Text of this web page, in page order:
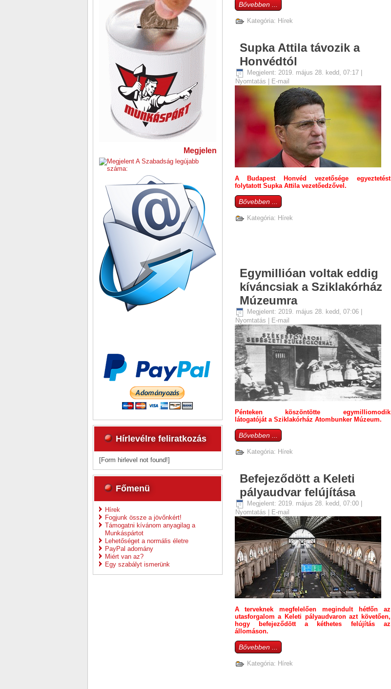
Megjelent A Szabadság legújabb száma:
Hírlevélre feliratkozás
[Form hirlevel not found!]
Főmenü
Hírek
Fogjunk össze a jövőnkért!
Támogatni kívánom anyagilag a
Munkáspártot
Lehetőséget a normális életre
PayPal adomány
Miért van az?
Egy szabályt ismerünk
Bővebben ...
Kategória: Hírek
Supka Attila távozik a
Honvédtól
Megjelent: 2019. május 28. kedd, 07:17|
Nyomtatás
E-mail
A Budapest Honvéd vezetősége egyeztetést
folytatott Supka Attila vezetőedzővel.
Bővebben ...
Kategória: Hírek
Egymillióan voltak eddig
kíváncsiak a Sziklakórház
Múzeumra
Megjelent: 2019. május 28. kedd, 07:06|
Nyomtatás
E-mail
Pénteken köszöntötte egymilliomodik
látogatóját a Sziklakórház Atombunker Múzeum.
Bővebben ...
Kategória: Hírek
Befejeződött a Keleti
pályaudvar felújítása
Megjelent: 2019. május 28. kedd, 07:00|
Nyomtatás
E-mail
A terveknek megfelelően megindult hétfőn az
utasforgalom a Keleti pályaudvaron azt követően,
hogy befejeződött a kéthetes felújítás az
állomáson.
Bővebben ...
Kategória: Hírek